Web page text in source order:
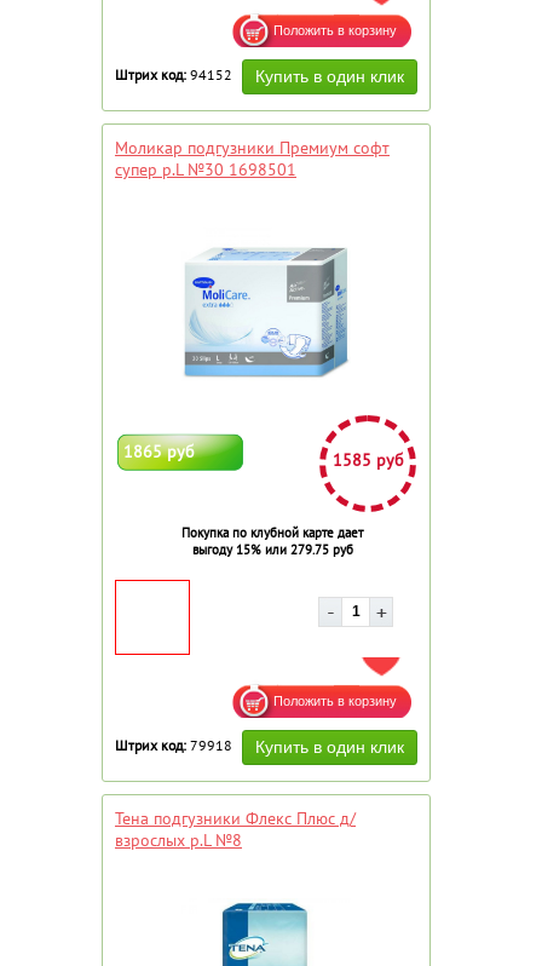
Штрих код: 94152
Моликар подгузники Премиум софт
супер р.L №30 1698501
1865 руб 1585 руб
Покупка по клубной карте дает
выгоду 15% или 279.75 руб
ДОБАВИТЬ В ИЗБРАННОЕ
Штрих код: 79918
Тена подгузники Флекс Плюс д/
взрослых р.L №8